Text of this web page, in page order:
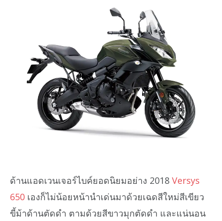
ด้านแอดเวนเจอร์ไบค์ยอดนิยมอย่าง 2018 Versys
650 เองก็ไม่น้อยหน้านำเด่นมาด้วยเฉดสีใหม่สีเขียว
ขี้ม้าด้านตัดดำ ตามด้วยสีขาวมุกตัดดำ และแน่นอน